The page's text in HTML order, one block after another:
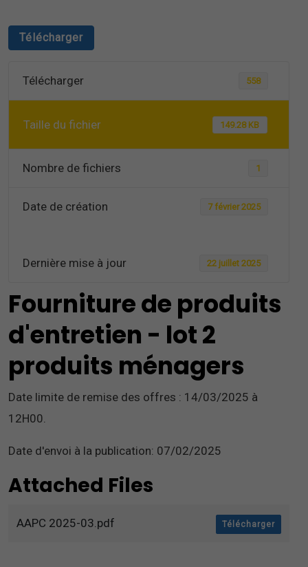
Télécharger
Télécharger 558
Taille du fichier 149.28 KB
Nombre de fichiers 1
Date de création 7 février 2025
Dernière mise à jour 22 juillet 2025
Fourniture de produits
d'entretien - lot 2
produits ménagers
Date limite de remise des offres : 14/03/2025 à
12H00.
Date d'envoi à la publication: 07/02/2025
Attached Files
AAPC 2025-03.pdf Télécharger